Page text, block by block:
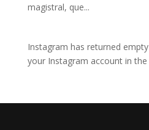
magistral, que...
Instagram has returned
your Instagram account in the